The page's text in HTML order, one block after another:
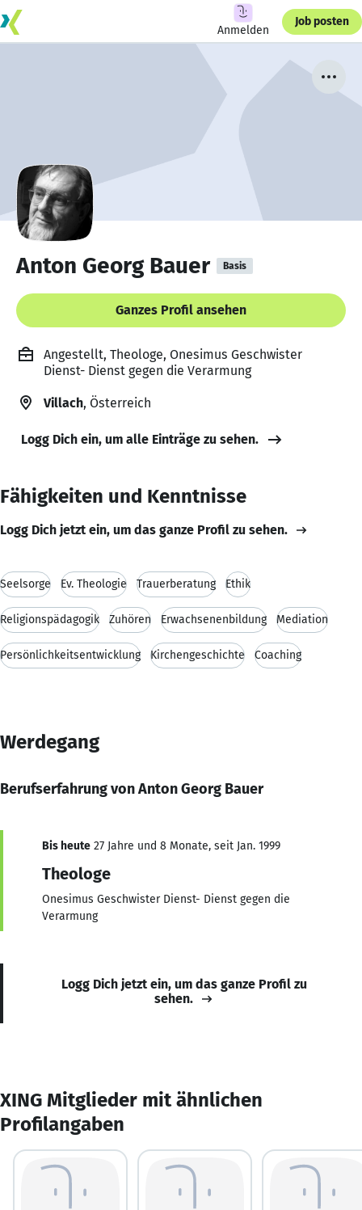
Anmelden
Job posten
Anton Georg Bauer Basis
Ganzes Profil ansehen
Angestellt, Theologe, Onesimus Geschwister
Dienst- Dienst gegen die Verarmung
Villach, Österreich
Logg Dich ein, um alle Einträge zu sehen.
Fähigkeiten und Kenntnisse
Logg Dich jetzt ein, um das ganze Profil zu sehen.
Seelsorge Ev. Theologie Trauerberatung Ethik
Religionspädagogik Zuhören Erwachsenenbildung Mediation
Persönlichkeitsentwicklung Kirchengeschichte Coaching
Werdegang
Berufserfahrung von Anton Georg Bauer
Bis heute 27 Jahre und 8 Monate, seit Jan. 1999
Theologe
Onesimus Geschwister Dienst- Dienst gegen die
Verarmung
Logg Dich jetzt ein, um das ganze Profil zu
sehen.
XING Mitglieder mit ähnlichen
Profilangaben